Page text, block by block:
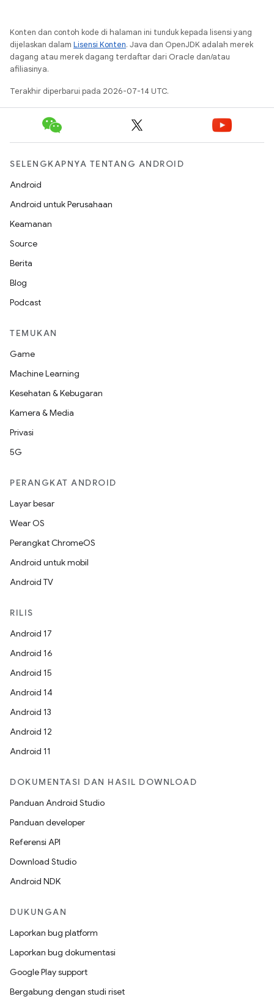
Konten dan contoh kode di halaman ini tunduk kepada lisensi yang
dijelaskan dalam Lisensi Konten. Java dan OpenJDK adalah merek
dagang atau merek dagang terdaftar dari Oracle dan/atau
afiliasinya.
Terakhir diperbarui pada 2026-07-14 UTC.
SELENGKAPNYA TENTANG ANDROID
Android
Android untuk Perusahaan
Keamanan
Source
Berita
Blog
Podcast
TEMUKAN
Game
Machine Learning
Kesehatan & Kebugaran
Kamera & Media
Privasi
5G
PERANGKAT ANDROID
Layar besar
Wear OS
Perangkat ChromeOS
Android untuk mobil
Android TV
RILIS
Android 17
Android 16
Android 15
Android 14
Android 13
Android 12
Android 11
DOKUMENTASI DAN HASIL DOWNLOAD
Panduan Android Studio
Panduan developer
Referensi API
Download Studio
Android NDK
DUKUNGAN
Laporkan bug platform
Laporkan bug dokumentasi
Google Play support
Bergabung dengan studi riset